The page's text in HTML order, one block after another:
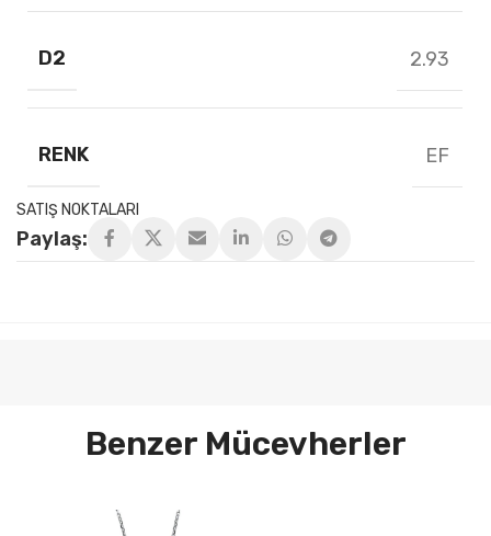
D2 2.93
RENK EF
SATIŞ NOKTALARI
Paylaş:
Benzer Mücevherler